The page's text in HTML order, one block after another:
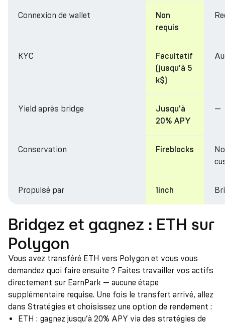
Connexion de wallet
Non
requis
KYC
Facultatif
(jusqu’à 5
k$)
Yield après bridge
Jusqu’à
20% APY
—
Conservation Fireblocks
Propulsé par 1inch
Bridgez et gagnez : ETH sur
Polygon
Vous avez transféré ETH vers Polygon et vous vous
demandez quoi faire ensuite ? Faites travailler vos actifs
directement sur EarnPark — aucune étape
supplémentaire requise. Une fois le transfert arrivé, allez
dans Stratégies et choisissez une option de rendement :
ETH : gagnez jusqu’à 20% APY via des stratégies de